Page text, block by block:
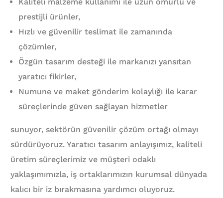
Kaliteli malzeme kullanımı ile uzun ömürlü ve
prestijli ürünler,
Hızlı ve güvenilir teslimat ile zamanında
çözümler,
Özgün tasarım desteği ile markanızı yansıtan
yaratıcı fikirler,
Numune ve maket gönderim kolaylığı ile karar
süreçlerinde güven sağlayan hizmetler
sunuyor, sektörün güvenilir çözüm ortağı olmayı
sürdürüyoruz. Yaratıcı tasarım anlayışımız, kaliteli
üretim süreçlerimiz ve müşteri odaklı
yaklaşımımızla, iş ortaklarımızın kurumsal dünyada
kalıcı bir iz bırakmasına yardımcı oluyoruz.